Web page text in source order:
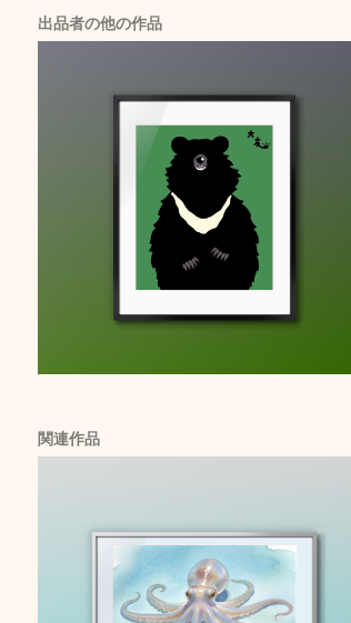
出品者の他の作品
関連作品